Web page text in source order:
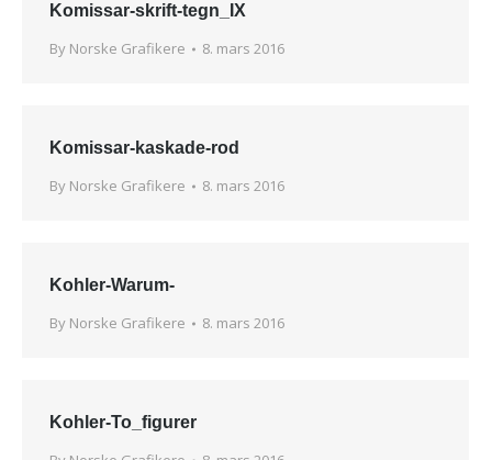
Komissar-skrift-tegn_IX
By Norske Grafikere 8. mars 2016
Komissar-kaskade-rod
By Norske Grafikere 8. mars 2016
Kohler-Warum-
By Norske Grafikere 8. mars 2016
Kohler-To_figurer